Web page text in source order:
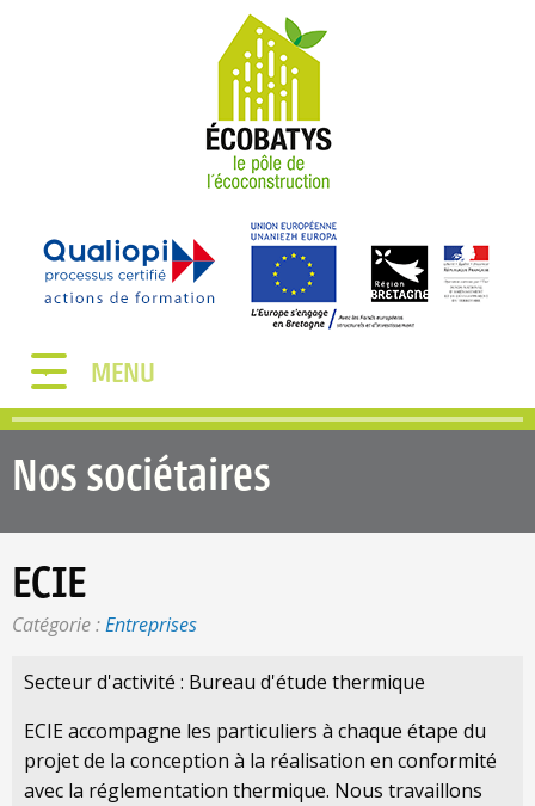
MENU
Nos sociétaires
ECIE
Catégorie :Entreprises
Secteur d'activité : Bureau d'étude thermique
ECIE accompagne les particuliers à chaque étape du
projet de la conception à la réalisation en conformité
avec la réglementation thermique. Nous travaillons